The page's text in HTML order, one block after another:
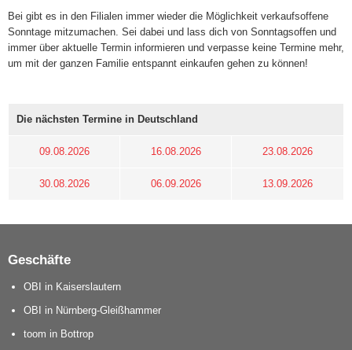
Bei gibt es in den Filialen immer wieder die Möglichkeit verkaufsoffene
Sonntage mitzumachen. Sei dabei und lass dich von Sonntagsoffen und
immer über aktuelle Termin informieren und verpasse keine Termine mehr,
um mit der ganzen Familie entspannt einkaufen gehen zu können!
Die nächsten Termine in Deutschland
09.08.2026 16.08.2026 23.08.2026
30.08.2026 06.09.2026 13.09.2026
Geschäfte
OBI in Kaiserslautern
OBI in Nürnberg-Gleißhammer
toom in Bottrop